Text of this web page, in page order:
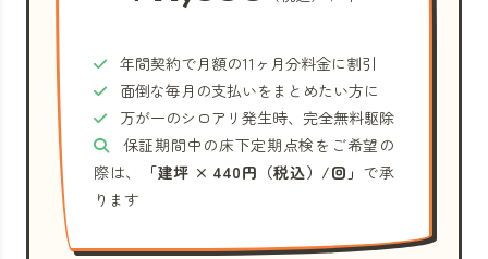
年間契約で月額の11ヶ月分料金に割引
面倒な毎月の支払いをまとめたい方に
万が一のシロアリ発生時、完全無料駆除
保証期間中の床下定期点検をご希望の
際は、
「建坪 × 440円（税込）/回」 で承
ります